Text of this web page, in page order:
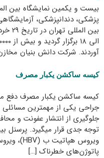
بیست و یکمین نمایشگاه بین
پزشکی، دندانپزشکی،
آوردند. شرکت دانش بنیان
کیسه ساکشن یکبار مصرف
کیسه ساکشن یکبار مصرف دفع
جراحی یکی از مهمترین مسائلی
جلوگیری از انتشار عفونت و
توجه جدی قرار میگیرد. پرسنل
پاتوژن‌های خطرناک […]